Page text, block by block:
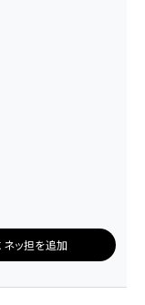
ッ担を追加